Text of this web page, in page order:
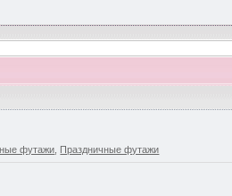
футажи Праздничные футажи